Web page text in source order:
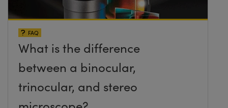
FAQ
What is the difference
between a binocular,
trinocular, and stereo